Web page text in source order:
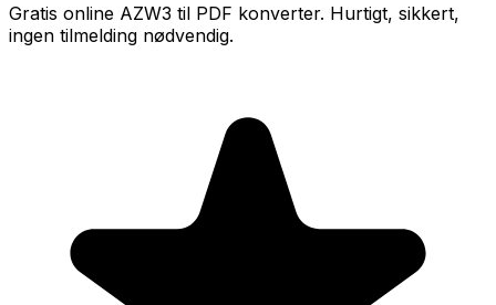
Gratis online AZW3 til PDF konverter. Hurtigt, sikkert,
ingen tilmelding nødvendig.